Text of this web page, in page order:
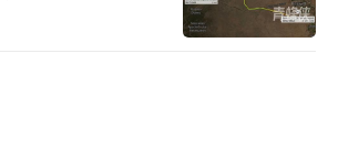
测到伊朗向以色列方向发射导
启动进行拦截。随后，包括海